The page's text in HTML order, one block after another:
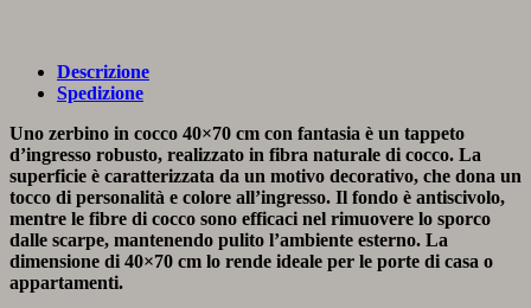
Descrizione
Spedizione
Uno zerbino in cocco 40×70 cm con fantasia è un tappeto
d’ingresso robusto, realizzato in fibra naturale di cocco. La
superficie è caratterizzata da un motivo decorativo, che dona un
tocco di personalità e colore all’ingresso. Il fondo è antiscivolo,
mentre le fibre di cocco sono efficaci nel rimuovere lo sporco
dalle scarpe, mantenendo pulito l’ambiente esterno. La
dimensione di 40×70 cm lo rende ideale per le porte di casa o
appartamenti.